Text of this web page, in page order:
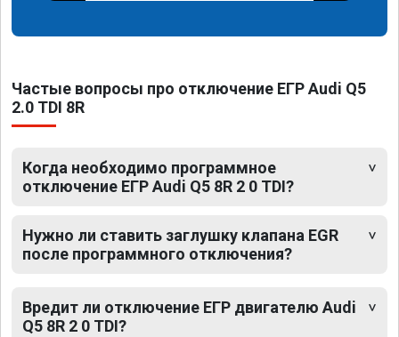
Частые вопросы про отключение ЕГР Audi Q5
2.0 TDI 8R
Когда необходимо программное
отключение ЕГР Audi Q5 8R 2 0 TDI?
Нужно ли ставить заглушку клапана EGR
после программного отключения?
Вредит ли отключение ЕГР двигателю Audi
Q5 8R 2 0 TDI?